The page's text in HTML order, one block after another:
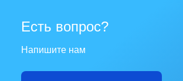
Есть вопрос?
Напишите нам